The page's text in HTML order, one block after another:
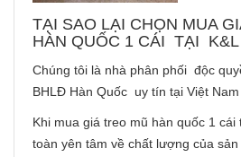
TẠI SAO LẠI CHỌN MUA
HÀN QUỐC 1 CÁI TẠI K&L
Chúng tôi là nhà phân phối độc
BHLĐ Hàn Quốc uy tín tại Việt Nam
Khi mua giá treo mũ hàn quốc 1 cái
toàn yên tâm về chất lượng của